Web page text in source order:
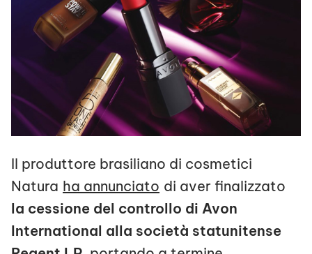
Il produttore brasiliano di cosmetici
Natura ha annunciato di aver finalizzato
la cessione del controllo di Avon
International alla società statunitense